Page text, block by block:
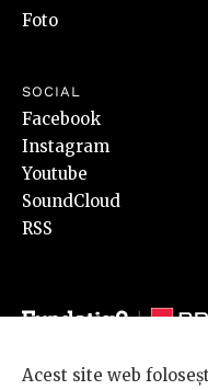
Foto
SOCIAL
Facebook
Instagram
Youtube
SoundCloud
RSS
Acest site web